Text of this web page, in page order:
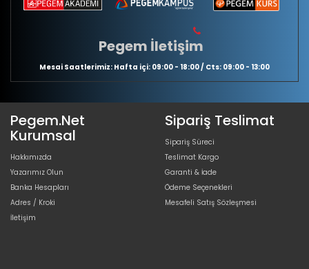
Pegem İletişim
Mesai Saatlerimiz: Hafta içi: 09:00 - 18:00 / Cts: 09:00 - 13:00
Pegem.Net
Kurumsal
Hakkımızda
Yazarımız Olun
Banka Hesapları
Adres / Kroki
İletişim
Sipariş Teslimat
Sipariş Süreci
Teslimat Kargo
Garanti & İade
Ödeme Seçenekleri
Mesafeli Satış Sözleşmesi